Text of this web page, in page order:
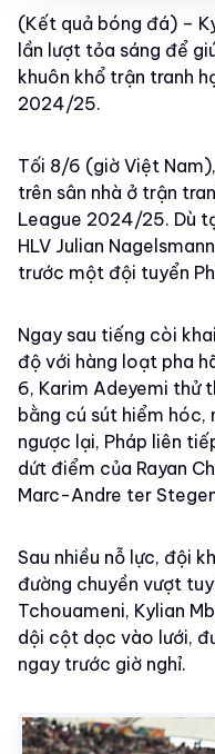
(Kết quả bóng đá) –
lần lượt tỏa sáng để
khuôn khổ trận tranh
2024/25.
Tối 8/6 (giờ Việt
trên sân nhà ở trận
League 2024/25. Dù
HLV Julian
trước một đội tuyển
Ngay sau tiếng còi
độ với hàng loạt pha
6, Karim Adeyemi thử
bằng cú sút hiểm hóc,
ngược lại, Pháp liên
dứt điểm của Rayan
Marc-Andre ter
Sau nhiều nỗ lực, đội
đường chuyền vượt
Tchouameni, Kylian
dội cột dọc vào lưới,
ngay trước giờ nghỉ.